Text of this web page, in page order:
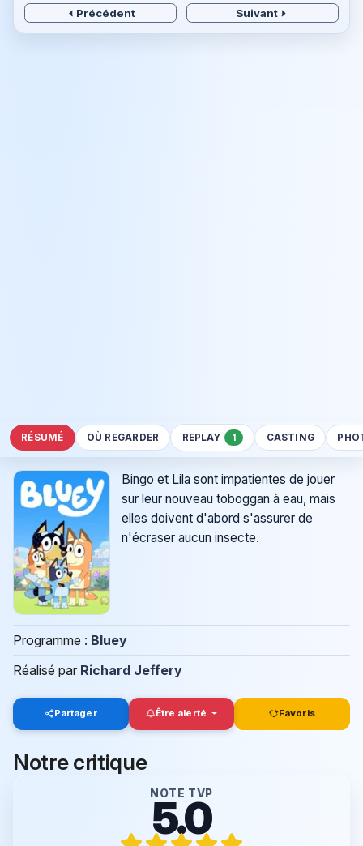
Précédent Suivant
RÉSUMÉ OÙ REGARDER REPLAY 1 CASTING
Bingo et Lila sont impatientes de jouer
sur leur nouveau toboggan à eau, mais
elles doivent d'abord s'assurer de
n'écraser aucun insecte.
Programme : Bluey
Réalisé par Richard Jeffery
Partager Être alerté Favoris
Notre critique
NOTE TVP
5.0